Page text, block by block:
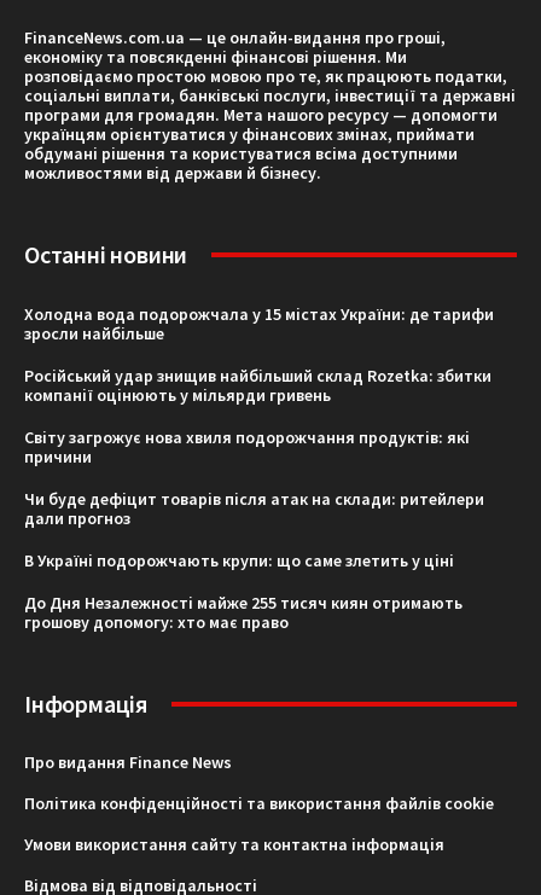
FinanceNews.com.ua — це онлайн-видання про гроші,
економіку та повсякденні фінансові рішення. Ми
розповідаємо простою мовою про те, як працюють податки,
соціальні виплати, банківські послуги, інвестиції та державні
програми для громадян. Мета нашого ресурсу — допомогти
українцям орієнтуватися у фінансових змінах, приймати
обдумані рішення та користуватися всіма доступними
можливостями від держави й бізнесу.
Останні новини
Холодна вода подорожчала у 15 містах України: де тарифи
зросли найбільше
Російський удар знищив найбільший склад Rozetka: збитки
компанії оцінюють у мільярди гривень
Світу загрожує нова хвиля подорожчання продуктів: які
причини
Чи буде дефіцит товарів після атак на склади: ритейлери
дали прогноз
В Україні подорожчають крупи: що саме злетить у ціні
До Дня Незалежності майже 255 тисяч киян отримають
грошову допомогу: хто має право
Інформація
Про видання Finance News
Політика конфіденційності та використання файлів cookie
Умови використання сайту та контактна інформація
Відмова від відповідальності